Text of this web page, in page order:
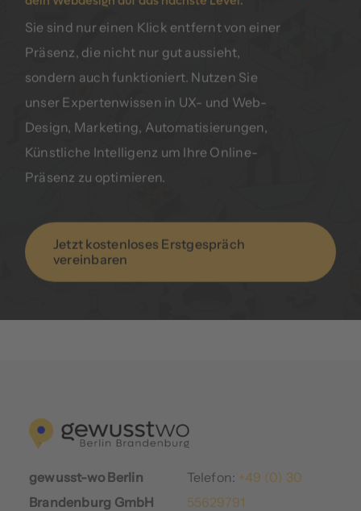
Sie sind nur einen Klick entfernt von einer
Präsenz, die nicht nur gut aussieht,
sondern auch funktioniert. Nutzen Sie
unser Expertenwissen in UX- und Web-
Design, Marketing, Automatisierungen,
Künstliche Intelligenz um Ihre Online-
Präsenz zu optimieren.
Jetzt kostenloses Erstgespräch
vereinbaren
gewusst-wo Berlin
Brandenburg GmbH
Telefon: +49 (0) 30
55629791